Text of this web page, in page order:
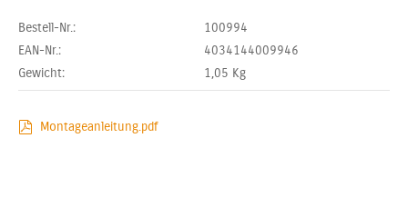
Bestell-Nr.:
100994
EAN-Nr.:
4034144009946
Gewicht:
1,05 Kg
Montageanleitung.pdf